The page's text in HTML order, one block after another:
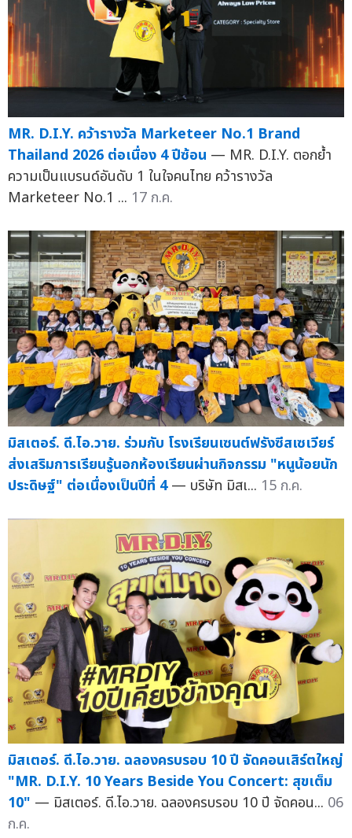
MR. D.I.Y. คว้ารางวัล Marketeer No.1 Brand
Thailand 2026 ต่อเนื่อง 4 ปีซ้อน — MR. D.I.Y. ตอกย้ำ
ความเป็นแบรนด์อันดับ 1 ในใจคนไทย คว้ารางวัล
Marketeer No.1 ... 17 ก.ค.
มิสเตอร์. ดี.ไอ.วาย. ร่วมกับ โรงเรียนเซนต์ฟรังซีสเซเวียร์
ส่งเสริมการเรียนรู้นอกห้องเรียนผ่านกิจกรรม "หนูน้อยนัก
ประดิษฐ์" ต่อเนื่องเป็นปีที่ 4 — บริษัท มิสเ... 15 ก.ค.
มิสเตอร์. ดี.ไอ.วาย. ฉลองครบรอบ 10 ปี จัดคอนเสิร์ตใหญ่
"MR. D.I.Y. 10 Years Beside You Concert: สุขเต็ม
10" — มิสเตอร์. ดี.ไอ.วาย. ฉลองครบรอบ 10 ปี จัดคอน... 06
ก.ค.